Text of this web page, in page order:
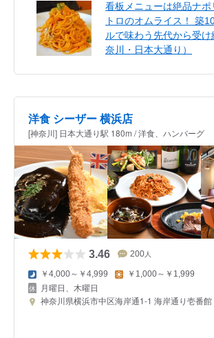
看板メニューは絶品ナポ
トロのオムライス！ 築
ルで味わう先代から受け
奈川・日本大通り）
洋食 シーザー 横浜店
[神奈川] 日本大通り駅 180m / 洋食、ハンバーグ
3.46 200 人
￥4,000～￥4,999 ￥1,000～￥1,999
月曜日、木曜日
神奈川県横浜市中区海岸通1-1 海岸通り壱番館